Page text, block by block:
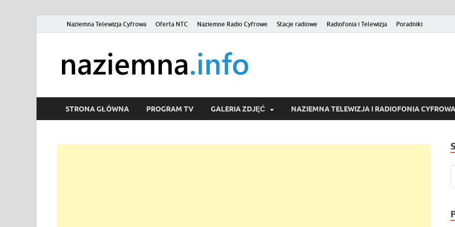
Naziemna Telewizja Cyfrowa Oferta NTC Naziemne Radio Cyfrowe Stacje radiowe Radiofonia i Telewizja Poradniki
Wideo online, VOD
STRONA GŁÓWNA PROGRAM TV GALERIA ZDJĘĆ NAZIEMNA TELEWIZJA I RADIOFONIA CYFROWA